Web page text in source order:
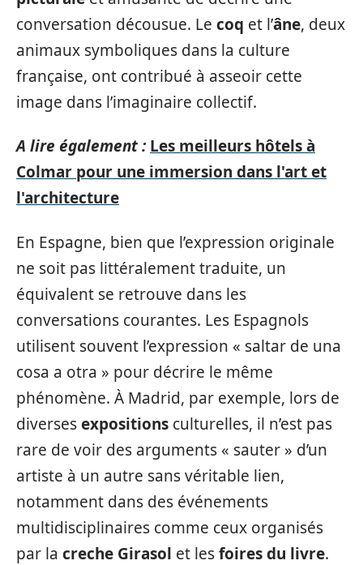
conversation décousue. Le coq et l’âne, deux
animaux symboliques dans la culture
française, ont contribué à asseoir cette
image dans l’imaginaire collectif.
A lire également : Les meilleurs hôtels à
Colmar pour une immersion dans l'art et
l'architecture
En Espagne, bien que l’expression originale
ne soit pas littéralement traduite, un
équivalent se retrouve dans les
conversations courantes. Les Espagnols
utilisent souvent l’expression « saltar de una
cosa a otra » pour décrire le même
phénomène. À Madrid, par exemple, lors de
diversesexpositions culturelles, il n’est pas
rare de voir des arguments « sauter » d’un
artiste à un autre sans véritable lien,
notamment dans des événements
multidisciplinaires comme ceux organisés
par la creche Girasol et lesfoires du livre.